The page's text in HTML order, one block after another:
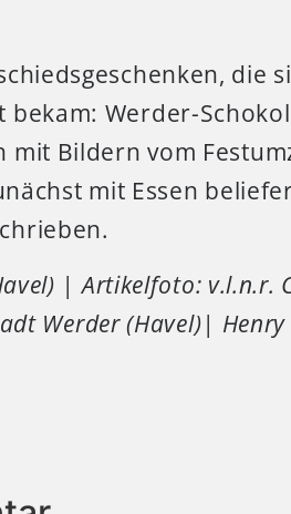
die
Werder-
Bildern vom
mit Essen
| Artikelfoto: v.l.n.r.
Werder (Havel)| Henry